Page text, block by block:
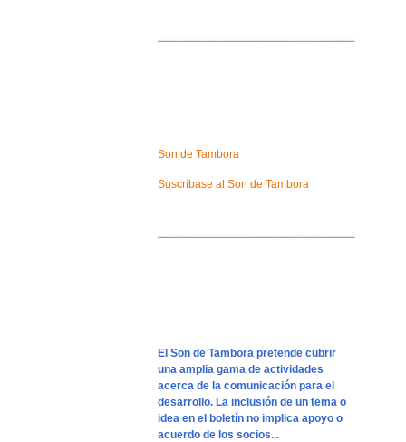
Son de Tambora
Suscríbase al Son de Tambora
El Son de Tambora pretende cubrir
una amplia gama de actividades
acerca de la comunicación para el
desarrollo. La inclusión de un tema o
idea en el boletín no implica apoyo o
acuerdo de los socios...